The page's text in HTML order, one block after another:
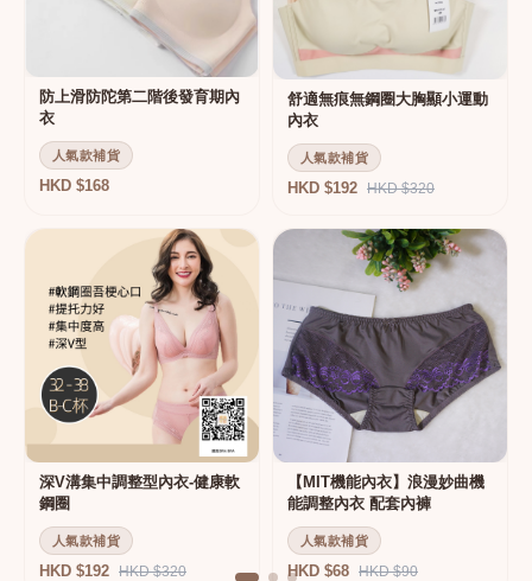
防上滑防陀第二階後發育期內
衣
人氣款補貨
HKD $168
舒適無痕無鋼圈大胸顯小運動
內衣
人氣款補貨
HKD $192 HKD $320
深V溝集中調整型內衣-健康軟
鋼圈
人氣款補貨
HKD $192 HKD $320
【MIT機能內衣】浪漫妙曲機
能調整內衣 配套內褲
人氣款補貨
HKD $68 HKD $90